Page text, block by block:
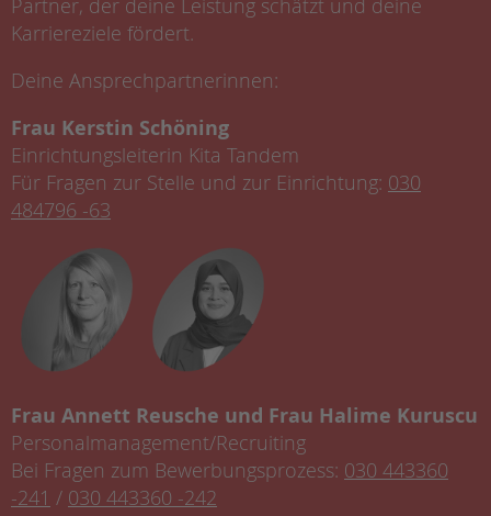
Partner, der deine Leistung schätzt und deine
Karriereziele fördert.
Deine Ansprechpartnerinnen:
Frau Kerstin Schöning
Einrichtungsleiterin Kita Tandem
Für Fragen zur Stelle und zur Einrichtung: 030
484796 -63
Frau Annett Reusche und Frau Halime Kuruscu
Personalmanagement/Recruiting
Bei Fragen zum Bewerbungsprozess: 030 443360
-241 / 030 443360 -242